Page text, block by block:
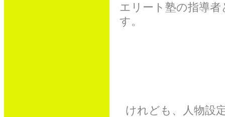
エリート塾の指導
す。
けれども、人物設